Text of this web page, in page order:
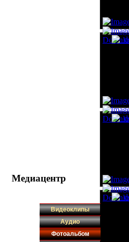
Медиацентр
Видеоклипы
Аудио
Фотоальбом